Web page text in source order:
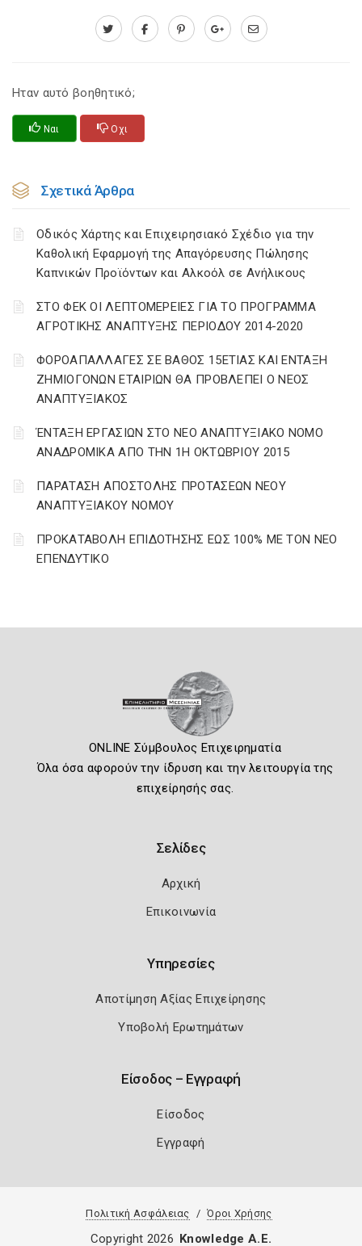
Ηταν αυτό βοηθητικό;
Ναι Οχι
Σχετικά Άρθρα
Οδικός Χάρτης και Επιχειρησιακό Σχέδιο για την
Καθολική Εφαρμογή της Απαγόρευσης Πώλησης
Καπνικών Προϊόντων και Αλκοόλ σε Ανήλικους
ΣΤΟ ΦΕΚ ΟΙ ΛΕΠΤΟΜΕΡΕΙΕΣ ΓΙΑ ΤΟ ΠΡΟΓΡΑΜΜΑ
ΑΓΡΟΤΙΚΗΣ ΑΝΑΠΤΥΞΗΣ ΠΕΡΙΟΔΟΥ 2014-2020
ΦΟΡΟΑΠΑΛΛΑΓΕΣ ΣΕ ΒΑΘΟΣ 15ΕΤΙΑΣ ΚΑΙ ΕΝΤΑΞΗ
ΖΗΜΙΟΓΟΝΩΝ ΕΤΑΙΡΙΩΝ ΘΑ ΠΡΟΒΛΕΠΕΙ Ο ΝΕΟΣ
ΑΝΑΠΤΥΞΙΑΚΟΣ
ΈΝΤΑΞΗ ΕΡΓΑΣΙΩΝ ΣΤΟ ΝΕΟ ΑΝΑΠΤΥΞΙΑΚΟ ΝΟΜΟ
ΑΝΑΔΡΟΜΙΚΑ ΑΠΟ ΤΗΝ 1Η ΟΚΤΩΒΡΙΟΥ 2015
ΠΑΡΑΤΑΣΗ ΑΠΟΣΤΟΛΗΣ ΠΡΟΤΑΣΕΩΝ ΝΕΟΥ
ΑΝΑΠΤΥΞΙΑΚΟΥ ΝΟΜΟΥ
ΠΡΟΚΑΤΑΒΟΛΗ ΕΠΙΔΟΤΗΣΗΣ ΕΩΣ 100% ΜΕ ΤΟΝ ΝΕΟ
ΕΠΕΝΔΥΤΙΚΟ
ONLINE Σύμβουλος Επιχειρηματία
Όλα όσα αφορούν την ίδρυση και την λειτουργία της
επιχείρησής σας.
Σελίδες
Αρχική
Επικοινωνία
Υπηρεσίες
Αποτίμηση Αξίας Επιχείρησης
Υποβολή Ερωτημάτων
Είσοδος – Εγγραφή
Είσοδος
Εγγραφή
Πολιτική Ασφάλειας Όροι Χρήσης
Copyright 2026 Knowledge A.E.